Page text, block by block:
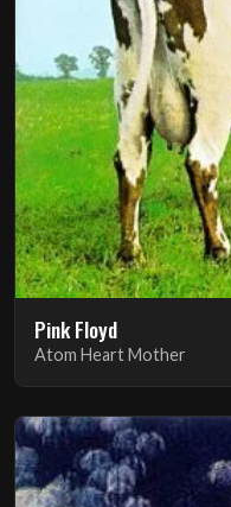
Pink Floyd
Atom Heart Mother